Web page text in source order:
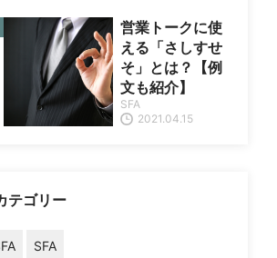
営業トークに使
える「さしすせ
そ」とは？【例
文も紹介】
2021.04.15
SFA
テゴリー
SFA